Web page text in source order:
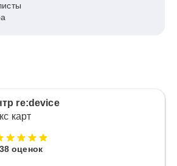
re:device
карт
оценок